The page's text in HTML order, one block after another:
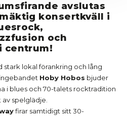
avslutas
konsertkväll i
och
centrum!
stark lokal förankring och lång
Hoby Hobos bjuder
i blues och 70-talets rocktradition
spelglädje.
firar samtidigt sitt 30-